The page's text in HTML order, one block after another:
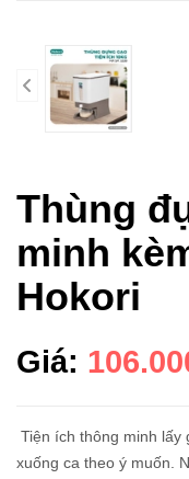
Thùng
minh
Hokori
Giá:
Tiện ích thông minh lấy
xuống ca theo ý muốn. Nắp thùng dễ đóng mở giúp bạn khỏi bị